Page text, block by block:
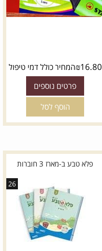
₪16.80 המחיר כולל דמי טיפול
פרטים נוספים
הוסף לסל
פלא טבע ב-מארז 3 חוברות
26